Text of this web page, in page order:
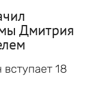
Дмитрия
18